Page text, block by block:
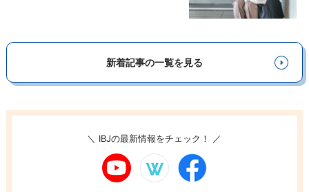
新着記事の一覧を見る
＼ IBJの最新情報をチェック！ ／